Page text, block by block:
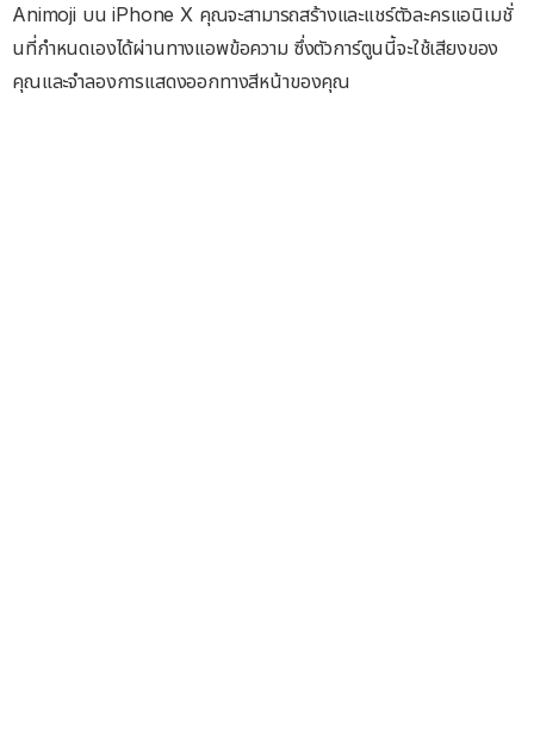
Animoji บน iPhone X คุณจะสามารถสร้างและแชร์ตัวละครแอนิเมชั่
นที่กำหนดเองได้ผ่านทางแอพข้อความ ซึ่งตัวการ์ตูนนี้จะใช้เสียงของ
คุณและจำลองการแสดงออกทางสีหน้าของคุณ